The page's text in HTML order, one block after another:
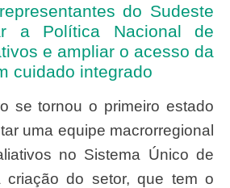
do Sudeste
a Política Nacional de
e ampliar o acesso da
cuidado integrado
uma equipe macrorregional
no Sistema Único de
criação do setor, que tem o